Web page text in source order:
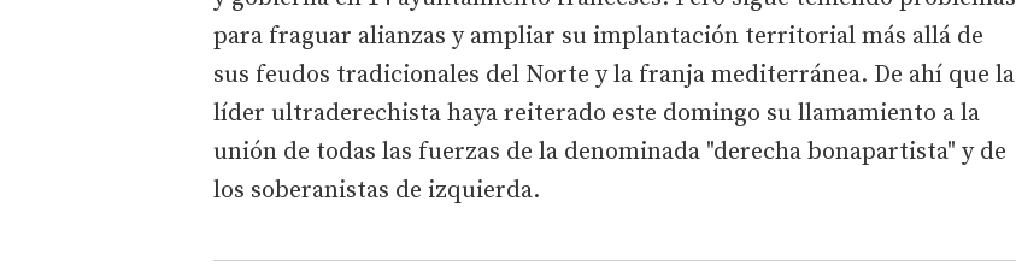
para fraguar alianzas y ampliar su implantación territorial más allá de
sus feudos tradicionales del Norte y la franja mediterránea. De ahí que la
líder ultraderechista haya reiterado este domingo su llamamiento a la
unión de todas las fuerzas de la denominada "derecha bonapartista" y de
los soberanistas de izquierda.